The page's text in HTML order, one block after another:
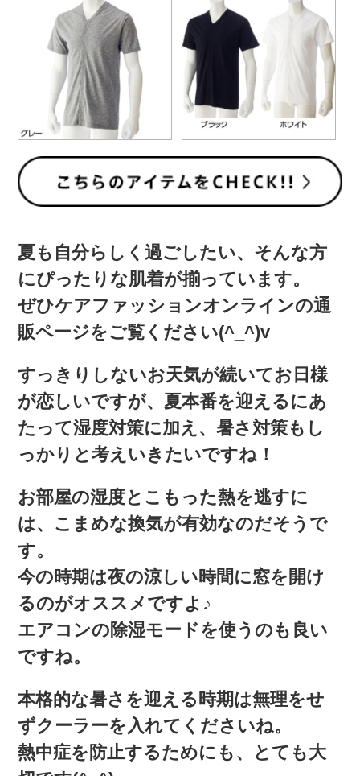
夏も自分らしく過ごしたい、そんな方
にぴったりな肌着が揃っています。
ぜひケアファッションオンラインの通
販ページをご覧ください(^_^)v
すっきりしないお天気が続いてお日様
が恋しいですが、夏本番を迎えるにあ
たって湿度対策に加え、暑さ対策もし
っかりと考えいきたいですね！
お部屋の湿度とこもった熱を逃すに
は、こまめな換気が有効なのだそうで
す。
今の時期は夜の涼しい時間に窓を開け
るのがオススメですよ♪
エアコンの除湿モードを使うのも良い
ですね。
本格的な暑さを迎える時期は無理をせ
ずクーラーを入れてくださいね。
熱中症を防止するためにも、とても大